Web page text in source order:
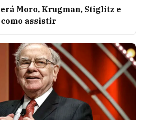
Moro, Krugman, Stiglitz e
assistir